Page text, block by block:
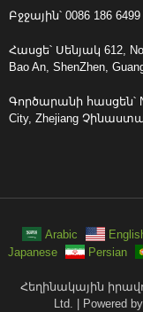
Բջջային՝ 0086 186
Հասցե՝ Սենյակ 612,
Bao An, ShenZhen,
Գործարանի հասցեն՝
City, Zhejiang
Arabic
Japanese
Persian
Հեղինակային
Ltd. | Powered